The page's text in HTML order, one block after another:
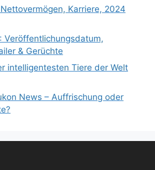
Karriere, 2024
Veröffentlichungsdatum,
& Gerüchte
intelligentesten Tiere der Welt
News – Auffrischung oder